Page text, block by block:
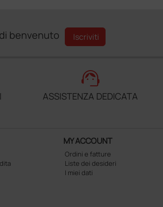
benvenuto Iscriviti
support_agent
ASSISTENZA DEDICATA
MY ACCOUNT
Ordini e fatture
Liste dei desideri
I miei dati